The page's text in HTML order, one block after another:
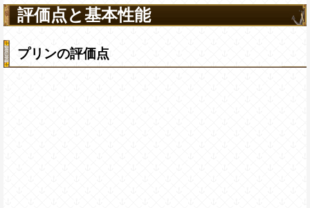
評価点と基本性能
プリンの評価点